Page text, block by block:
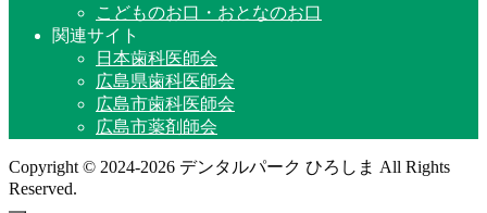
こどものお口・おとなのお口
関連サイト
日本歯科医師会
広島県歯科医師会
広島市歯科医師会
広島市薬剤師会
Copyright © 2024-2026 デンタルパーク ひろしま All Rights
Reserved.